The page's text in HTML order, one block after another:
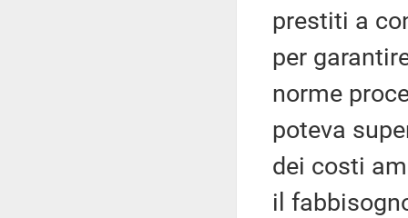
prestiti a
per
norme
poteva
dei costi
il